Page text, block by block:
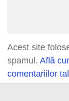
Acest site
spamul. Află
comentariilor